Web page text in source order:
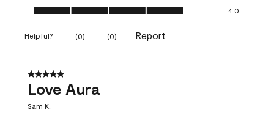
Ease of Application, 4.0 out of 5 4.0
Helpful? (0) (0) Report
5 out of 5 stars.
Love Aura
Sam K.